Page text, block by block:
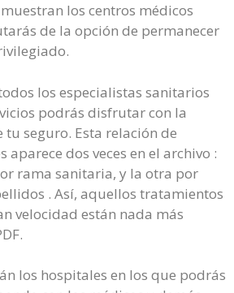
los centros médicos
de la opción de permanecer
los especialistas sanitarios
podrás disfrutar con la
seguro. Esta relación de
aparece dos veces en el archivo :
rama sanitaria, y la otra por
. Así, aquellos tratamientos
velocidad están nada más
los hospitales en los que podrás